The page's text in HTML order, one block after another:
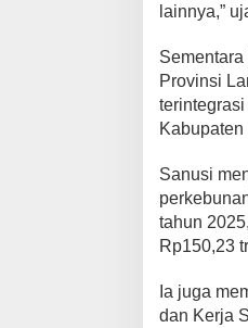
lainnya,”
Provinsi
Sanusi
tahun
Rp150,23
Ia juga
dan Kerja